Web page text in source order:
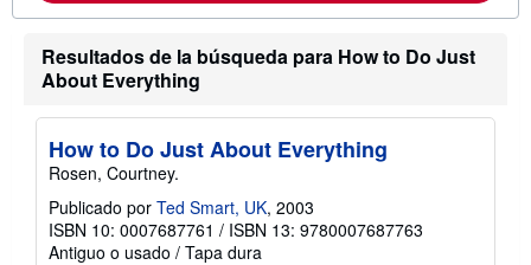
e
e
í
c
ó
n
b
r
e
t
Resultados de la búsqueda para How to Do Just
About Everything
How to Do Just About Everything
Rosen, Courtney.
Publicado por Ted Smart, UK, 2003
ISBN 10: 0007687761 / ISBN 13: 9780007687763
Antiguo o usado / Tapa dura